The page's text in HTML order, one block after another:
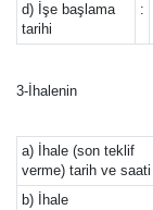
d) İşe başlama
tarihi
:
3-İhalenin
a) İhale (son teklif
verme) tarih ve saati
b) İhale